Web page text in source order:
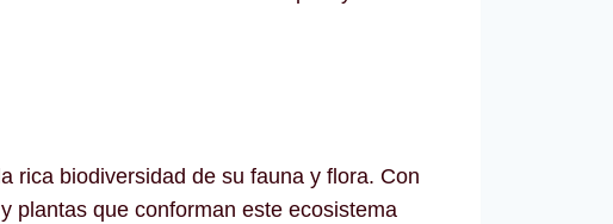
rica biodiversidad de su fauna y flora. Con
plantas que conforman este ecosistema